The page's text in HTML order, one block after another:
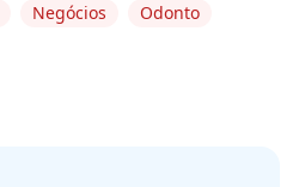
Negócios
Odonto